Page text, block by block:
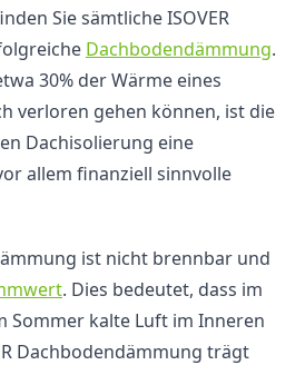
Sie sämtliche ISOVER
Dachbodendämmung.
30% der Wärme eines
verloren gehen können, ist die
Dachisolierung eine
allem finanziell sinnvolle
ist nicht brennbar und
. Dies bedeutet, dass im
Sommer kalte Luft im Inneren
Dachbodendämmung trägt